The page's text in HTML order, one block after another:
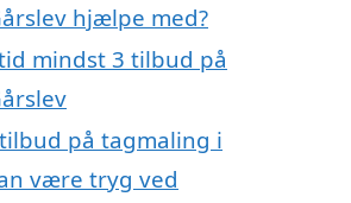
hjælpe med?
mindst 3 tilbud på
på tagmaling i
være tryg ved